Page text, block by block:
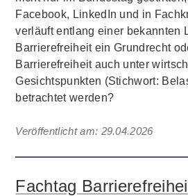
Facebook, LinkedIn und in
verläuft entlang einer bekannten
Barrierefreiheit ein Grundrecht
Barrierefreiheit auch unter
Gesichtspunkten (Stichwort:
betrachtet werden?
Veröffentlicht am: 29.04.2026
Fachtag